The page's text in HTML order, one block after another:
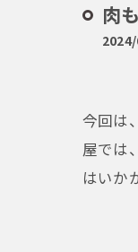
肉
今回は
屋では
はいか